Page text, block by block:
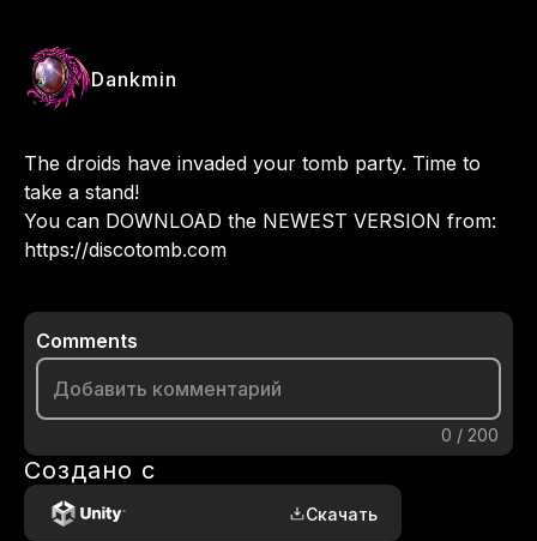
Dankmin
The droids have invaded your tomb party. Time to
take a stand!
You can DOWNLOAD the NEWEST VERSION from:
https://discotomb.com
Comments
0 / 200
Создано с
Скачать